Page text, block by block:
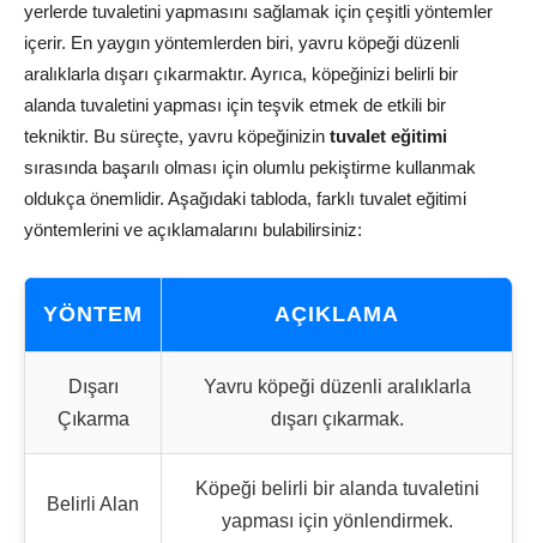
yerlerde tuvaletini yapmasını sağlamak için çeşitli yöntemler
içerir. En yaygın yöntemlerden biri, yavru köpeği düzenli
aralıklarla dışarı çıkarmaktır. Ayrıca, köpeğinizi belirli bir
alanda tuvaletini yapması için teşvik etmek de etkili bir
tekniktir. Bu süreçte, yavru köpeğinizin tuvalet eğitimi
sırasında başarılı olması için olumlu pekiştirme kullanmak
oldukça önemlidir. Aşağıdaki tabloda, farklı tuvalet eğitimi
yöntemlerini ve açıklamalarını bulabilirsiniz:
YÖNTEM AÇIKLAMA
Dışarı
Çıkarma
Yavru köpeği düzenli aralıklarla
dışarı çıkarmak.
Belirli Alan
Köpeği belirli bir alanda tuvaletini
yapması için yönlendirmek.